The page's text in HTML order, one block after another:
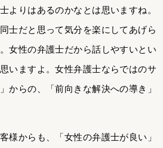
よりはあるのかなとは思いますね。
士だと思って気分を楽にしてあげら
女性の弁護士だから話しやすいとい
いますよ。女性弁護士ならではのサ
からの、「前向きな解決への導き」
様からも、「女性の弁護士が良い」